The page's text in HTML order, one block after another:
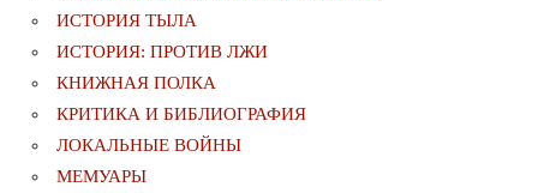
ИСТОРИЯ ТЫЛА
ИСТОРИЯ: ПРОТИВ ЛЖИ
КНИЖНАЯ ПОЛКА
КРИТИКА И БИБЛИОГРАФИЯ
ЛОКАЛЬНЫЕ ВОЙНЫ
МЕМУАРЫ